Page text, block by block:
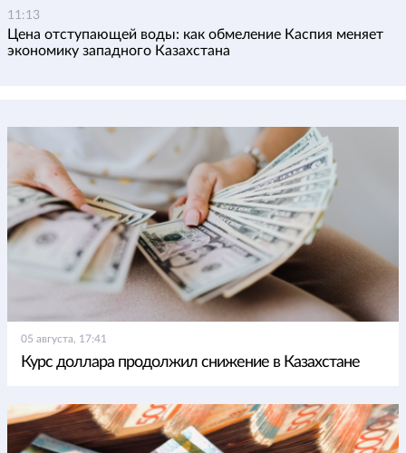
11:13
Цена отступающей воды: как обмеление Каспия меняет
экономику западного Казахстана
05 августа, 17:41
Курс доллара продолжил снижение в Казахстане